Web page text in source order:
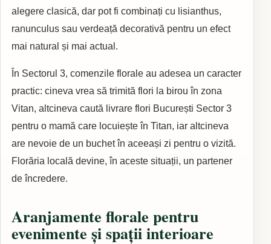
alegere clasică, dar pot fi combinați cu lisianthus,
ranunculus sau verdeață decorativă pentru un efect
mai natural și mai actual.
În Sectorul 3, comenzile florale au adesea un caracter
practic: cineva vrea să trimită flori la birou în zona
Vitan, altcineva caută livrare flori București Sector 3
pentru o mamă care locuiește în Titan, iar altcineva
are nevoie de un buchet în aceeași zi pentru o vizită.
Florăria locală devine, în aceste situații, un partener
de încredere.
Aranjamente florale pentru
evenimente și spații interioare